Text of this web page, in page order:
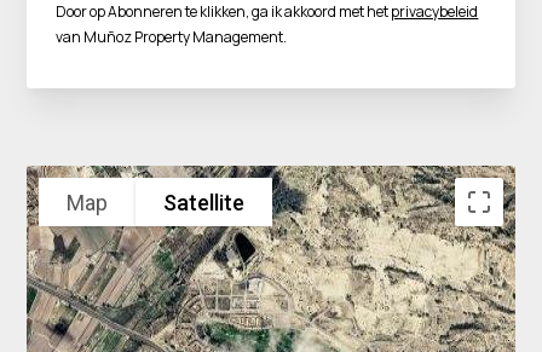
Door op Abonneren te klikken, ga ik akkoord met hetprivacybeleid
van Muñoz Property Management.
Map Satellite